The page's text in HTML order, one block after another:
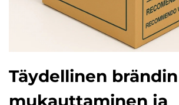
Täydellinen brändin
mukauttaminen ja